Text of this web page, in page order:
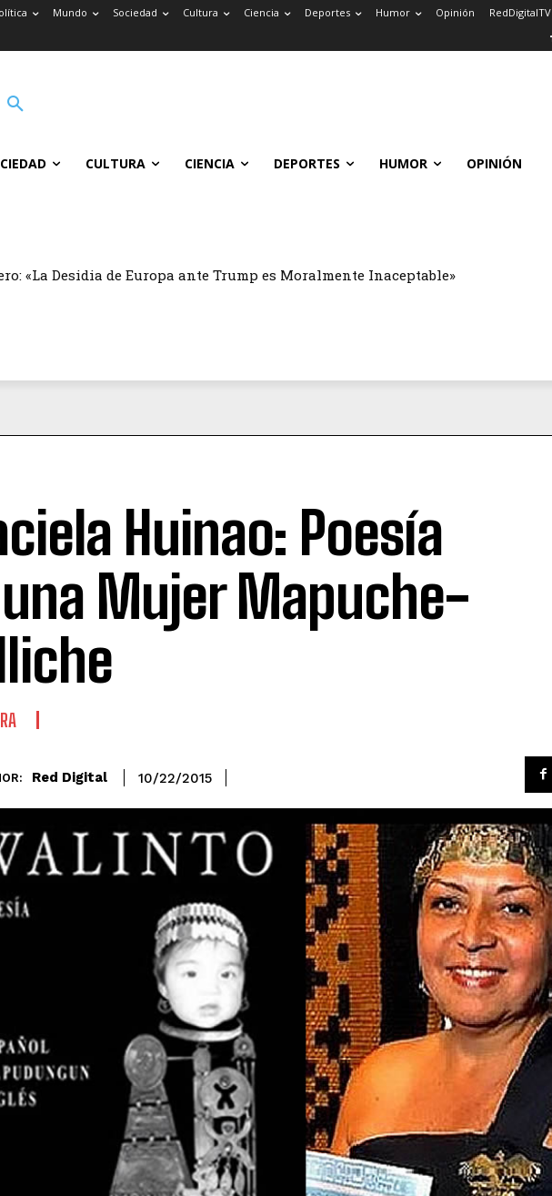
Mundo Sociedad Cultura Ciencia Deportes Humor Opinión RedDigitalTV
CULTURA CIENCIA DEPORTES HUMOR OPINIÓN
«La Desidia de Europa ante Trump es Moralmente Inaceptable»
Huinao: Poesía
Mujer Mapuche-
Red Digital 10/22/2015